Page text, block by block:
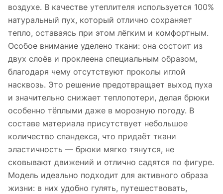
воздухе. В качестве утеплителя используется 100%
натуральный пух, который отлично сохраняет
тепло, оставаясь при этом лёгким и комфортным.
Особое внимание уделено ткани: она состоит из
двух слоёв и проклеена специальным образом,
благодаря чему отсутствуют проколы иглой
насквозь. Это решение предотвращает выход пуха
и значительно снижает теплопотери, делая брюки
особенно тёплыми даже в морозную погоду. В
составе материала присутствует небольшое
количество спандекса, что придаёт ткани
эластичность — брюки мягко тянутся, не
сковывают движений и отлично садятся по фигуре.
Модель идеально подходит для активного образа
жизни: в них удобно гулять, путешествовать,